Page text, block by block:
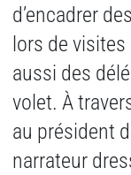
d’encadrer
lors de
aussi des
volet. À
au président
narrateur